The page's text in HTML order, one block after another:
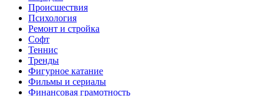
Происшествия
Психология
Ремонт и стройка
Софт
Теннис
Тренды
Фигурное катание
Фильмы и сериалы
Финансовая грамотность